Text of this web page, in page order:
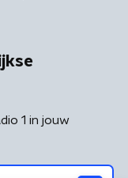
1 in jouw